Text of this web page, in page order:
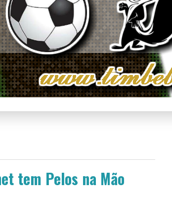
tem Pelos na Mão